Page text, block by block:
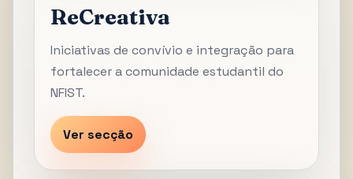
ReCreativa
Iniciativas de convívio e integração para
fortalecer a comunidade estudantil do
NFIST.
Ver secção